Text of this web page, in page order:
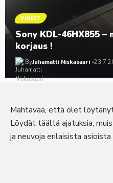
VINKIT
Sony KDL-46HX855
korjaus !
ByJuhamatti Niskasaari
Mahtavaa, että olet
Löydät täältä ajatuksia,
ja neuvoja erilaisista